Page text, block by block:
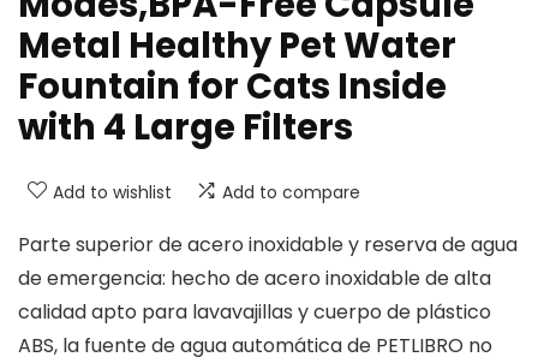
Metal Healthy Pet Water
Fountain for Cats Inside
with 4 Large Filters
Add to wishlist Add to compare
Parte superior de acero inoxidable y reserva de agua
de emergencia: hecho de acero inoxidable de alta
calidad apto para lavavajillas y cuerpo de plástico
ABS, la fuente de agua automática de PETLIBRO no